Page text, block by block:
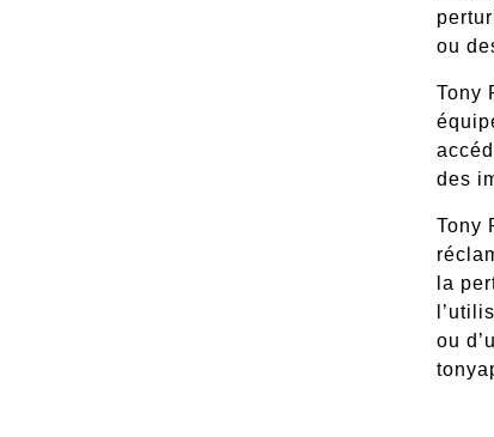
ou
Tony
des
Tony
la
ou